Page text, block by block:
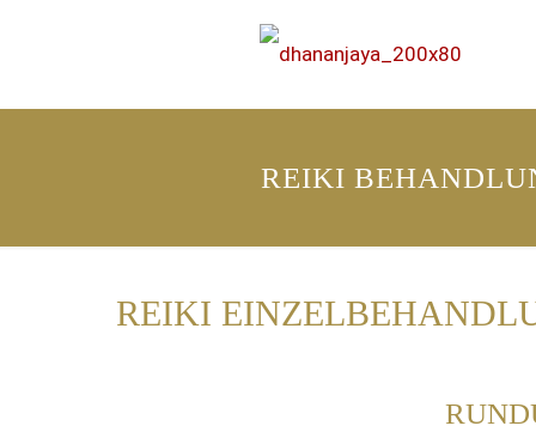
REIKI
REIKI